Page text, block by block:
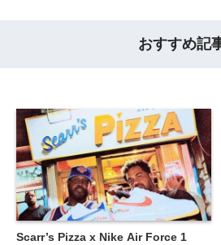
おすすめ記
Scarr’s Pizza x Nike Air Force 1